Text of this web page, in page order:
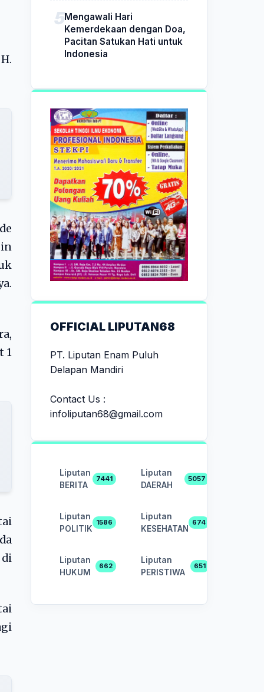
1
Mengawali Hari
Kemerdekaan dengan Doa,
Pacitan Satukan Hati untuk
Indonesia
OFFICIAL LIPUTAN68
PT. Liputan Enam Puluh
Delapan Mandiri
Contact Us :
infoliputan68@gmail.com
Liputan
BERITA
7441
Liputan
DAERAH
5057
Liputan
POLITIK
1586
Liputan
KESEHATAN
674
Liputan
HUKUM
662
Liputan
PERISTIWA
651